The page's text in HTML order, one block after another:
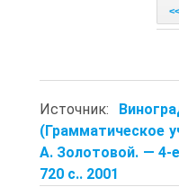
<<
Источник:
(Грамматическое
А. Золотовой. — 4-
720 с.. 2001